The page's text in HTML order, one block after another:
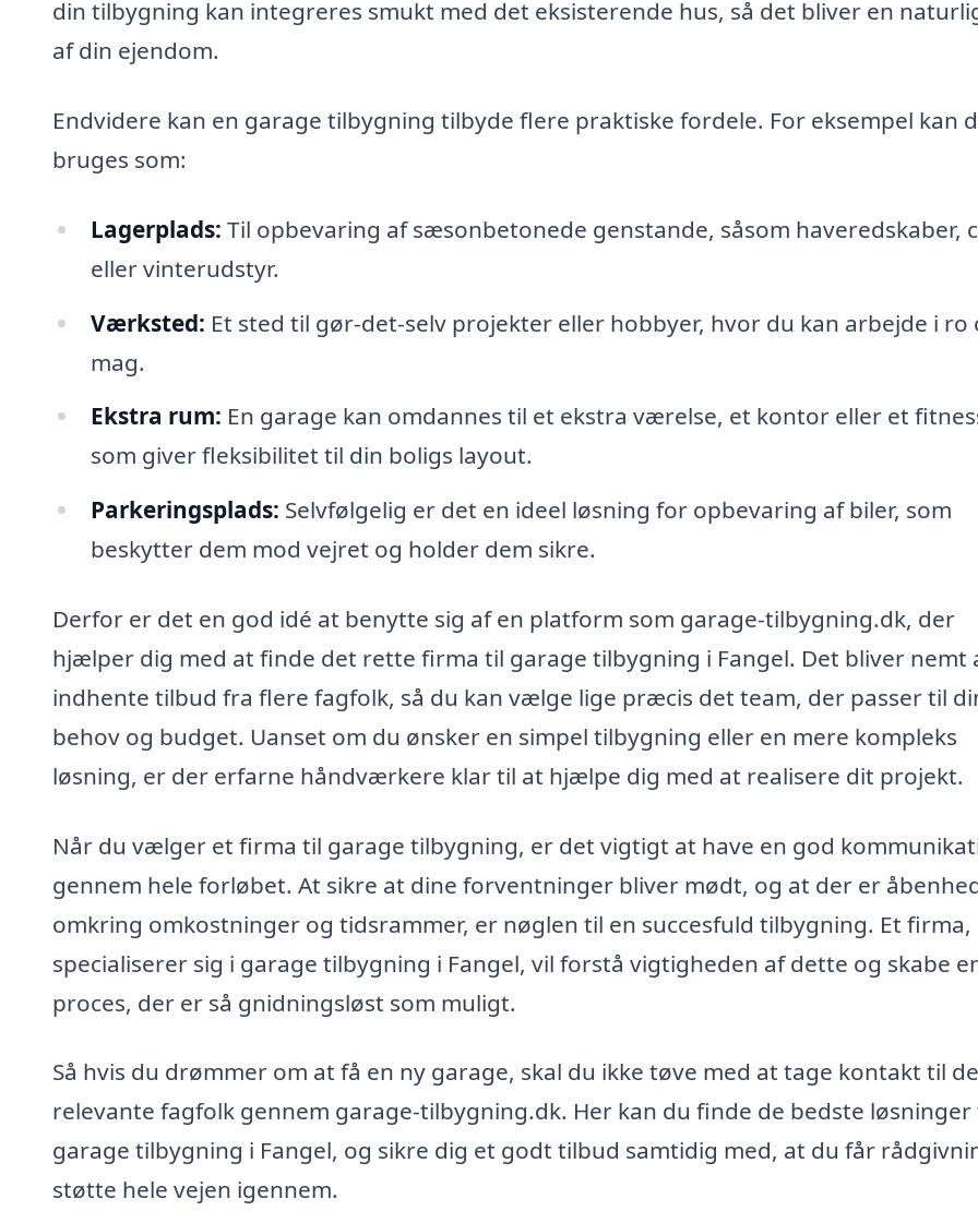
din tilbygning kan integreres smukt med det eksisterende hus, så det bliver en
af din ejendom.
Endvidere kan en garage tilbygning tilbyde flere praktiske fordele. For eksempel kan
bruges som:
Lagerplads: Til opbevaring af sæsonbetonede genstande, såsom haveredskaber,
eller vinterudstyr.
Værksted: Et sted til gør-det-selv projekter eller hobbyer, hvor du kan arbejde i ro
mag.
Ekstra rum: En garage kan omdannes til et ekstra værelse, et kontor eller et
som giver fleksibilitet til din boligs layout.
Parkeringsplads: Selvfølgelig er det en ideel løsning for opbevaring af biler, som
beskytter dem mod vejret og holder dem sikre.
Derfor er det en god idé at benytte sig af en platform som garage-tilbygning.dk, der
hjælper dig med at finde det rette firma til garage tilbygning i Fangel. Det bliver nemt
indhente tilbud fra flere fagfolk, så du kan vælge lige præcis det team, der passer til
behov og budget. Uanset om du ønsker en simpel tilbygning eller en mere kompleks
løsning, er der erfarne håndværkere klar til at hjælpe dig med at realisere dit projekt.
Når du vælger et firma til garage tilbygning, er det vigtigt at have en god
gennem hele forløbet. At sikre at dine forventninger bliver mødt, og at der er
omkring omkostninger og tidsrammer, er nøglen til en succesfuld tilbygning. Et firma,
specialiserer sig i garage tilbygning i Fangel, vil forstå vigtigheden af dette og skabe
proces, der er så gnidningsløst som muligt.
Så hvis du drømmer om at få en ny garage, skal du ikke tøve med at tage kontakt til de
relevante fagfolk gennem garage-tilbygning.dk. Her kan du finde de bedste løsninger
garage tilbygning i Fangel, og sikre dig et godt tilbud samtidig med, at du får
støtte hele vejen igennem.